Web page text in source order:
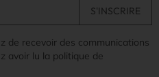
de recevoir des communications
avoir lu la politique de